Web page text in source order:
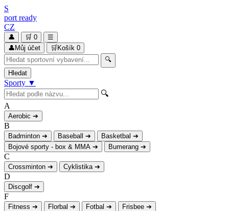
S
port ready
CZ
👤 🛒 0
☰
👤 Můj účet 🛒 Košík 0
🔍
Hledat
Sporty ▼
🔍
A
Aerobic ➔
B
Badminton ➔ Baseball ➔ Basketbal ➔
Bojové sporty - box & MMA ➔ Bumerang ➔
C
Crossminton ➔ Cyklistika ➔
D
Discgolf ➔
F
Fitness ➔ Florbal ➔ Fotbal ➔ Frisbee ➔